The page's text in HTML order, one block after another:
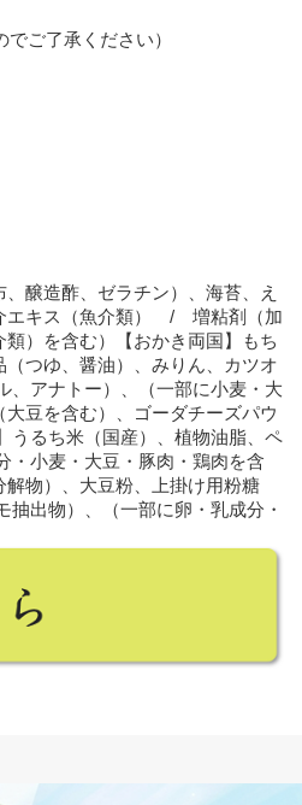
ご了承ください）
醸造酢、ゼラチン）、海苔、え
エキス（魚介類） / 増粘剤（加
）を含む）【おかき両国】もち
つゆ、醤油）、みりん、カツオ
アナトー）、（一部に小麦・大
豆を含む）、ゴーダチーズパウ
るち米（国産）、植物油脂、ペ
小麦・大豆・豚肉・鶏肉を含
物）、大豆粉、上掛け用粉糖
出物）、（一部に卵・乳成分・